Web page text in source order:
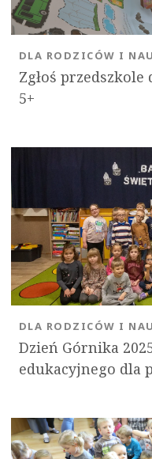
Zgłoś
5+
DLA RODZICÓW I
Dzień Górnika
edukacyjnego dla
DLA RODZICÓW I